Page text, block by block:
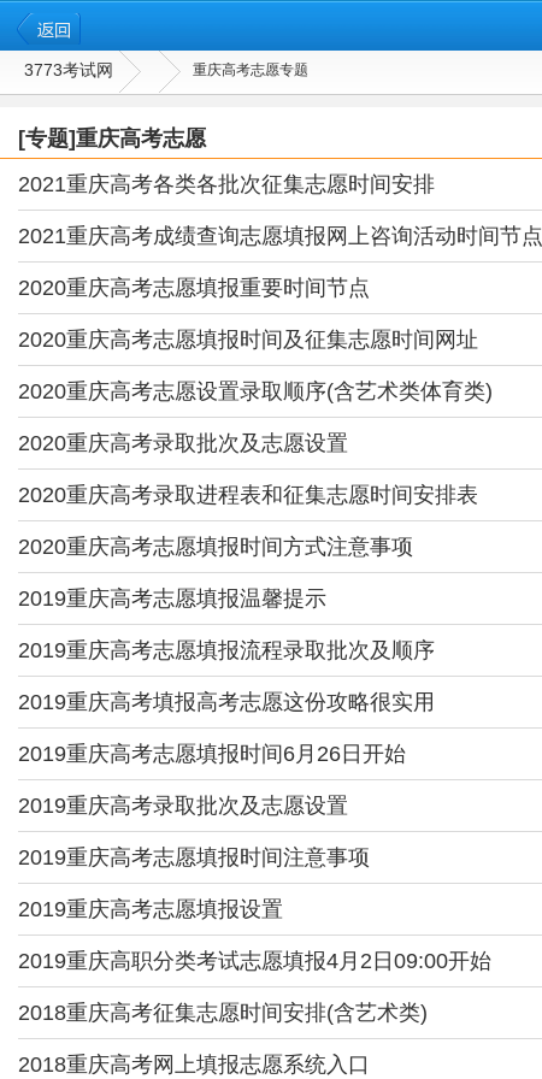
3773考试网 重庆高考志愿专题
[专题]重庆高考志愿
2021重庆高考各类各批次征集志愿时间安排
2021重庆高考成绩查询志愿填报网上咨询活动时间节点
2020重庆高考志愿填报重要时间节点
2020重庆高考志愿填报时间及征集志愿时间网址
2020重庆高考志愿设置录取顺序(含艺术类体育类)
2020重庆高考录取批次及志愿设置
2020重庆高考录取进程表和征集志愿时间安排表
2020重庆高考志愿填报时间方式注意事项
2019重庆高考志愿填报温馨提示
2019重庆高考志愿填报流程录取批次及顺序
2019重庆高考填报高考志愿这份攻略很实用
2019重庆高考志愿填报时间6月26日开始
2019重庆高考录取批次及志愿设置
2019重庆高考志愿填报时间注意事项
2019重庆高考志愿填报设置
2019重庆高职分类考试志愿填报4月2日09:00开始
2018重庆高考征集志愿时间安排(含艺术类)
2018重庆高考网上填报志愿系统入口